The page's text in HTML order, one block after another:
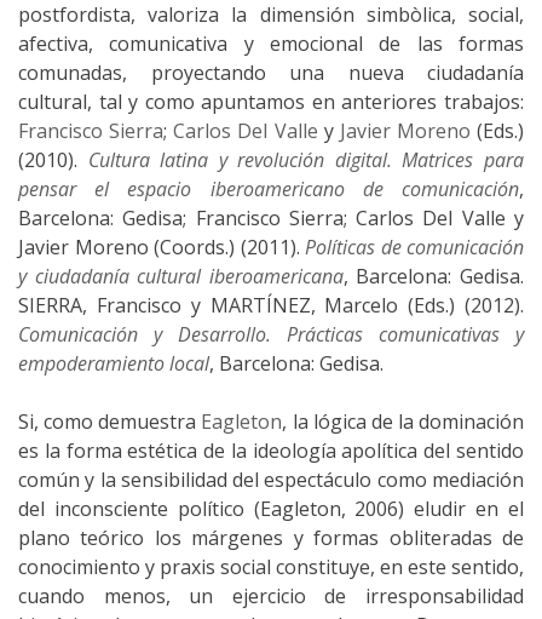
postfordista, valoriza la dimensión simbòlica, social,
afectiva, comunicativa y emocional de las formas
comunadas, proyectando una nueva ciudadanía
cultural, tal y como apuntamos en anteriores trabajos:
Francisco Sierra;Carlos Del Valle y Javier Moreno (Eds.)
(2010). Cultura latina y revolución digital. Matrices para
pensar el espacio iberoamericano de comunicación,
Barcelona: Gedisa; Francisco Sierra; Carlos Del Valle y
Javier Moreno (Coords.) (2011). Políticas de comunicación
y ciudadanía cultural iberoamericana, Barcelona: Gedisa.
SIERRA, Francisco y MARTÍNEZ, Marcelo (Eds.) (2012).
Comunicación y Desarrollo. Prácticas comunicativas y
empoderamiento local, Barcelona: Gedisa.
Si, como demuestra Eagleton, la lógica de la dominación
es la forma estética de la ideología apolítica del sentido
común y la sensibilidad del espectáculo como mediación
del inconsciente político (Eagleton, 2006) eludir en el
plano teórico los márgenes y formas obliteradas de
conocimiento y praxis social constituye, en este sentido,
cuando menos, un ejercicio de irresponsabilidad